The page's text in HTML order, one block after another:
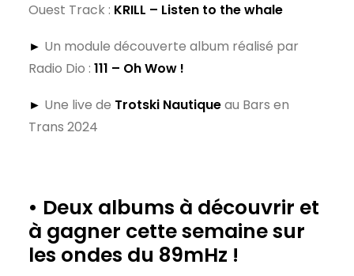
Ouest Track : KRILL – Listen to the whale
► Un module découverte album réalisé par
Radio Dio : 111 – Oh Wow !
► Une live de Trotski Nautiqueau Bars en
Trans 2024
• Deux albums à découvrir et
à gagner cette semaine sur
les ondes du 89mHz !